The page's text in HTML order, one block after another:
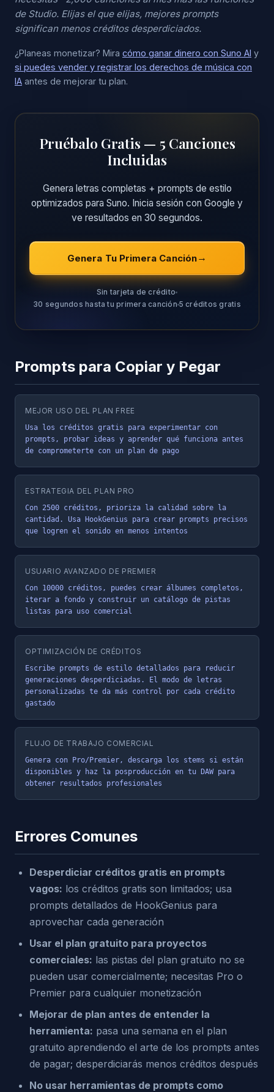
de Studio. Elijas el que elijas, mejores prompts
significan menos créditos desperdiciados.
¿Planeas monetizar? Mira cómo ganar dinero con Suno AI y
si puedes vender y registrar los derechos de música con
IA antes de mejorar tu plan.
Pruébalo Gratis — 5 Canciones
Incluidas
Genera letras completas + prompts de estilo
optimizados para Suno. Inicia sesión con Google y
ve resultados en 30 segundos.
Genera Tu Primera Canción
Sin tarjeta de crédito
30 segundos hasta tu primera canción 5 créditos gratis
Prompts para Copiar y Pegar
MEJOR USO DEL PLAN FREE
Usa los créditos gratis para experimentar con
prompts, probar ideas y aprender qué funciona antes
de comprometerte con un plan de pago
ESTRATEGIA DEL PLAN PRO
Con 2500 créditos, prioriza la calidad sobre la
cantidad. Usa HookGenius para crear prompts precisos
que logren el sonido en menos intentos
USUARIO AVANZADO DE PREMIER
Con 10000 créditos, puedes crear álbumes completos,
iterar a fondo y construir un catálogo de pistas
listas para uso comercial
OPTIMIZACIÓN DE CRÉDITOS
Escribe prompts de estilo detallados para reducir
generaciones desperdiciadas. El modo de letras
personalizadas te da más control por cada crédito
gastado
FLUJO DE TRABAJO COMERCIAL
Genera con Pro/Premier, descarga los stems si están
disponibles y haz la posproducción en tu DAW para
obtener resultados profesionales
Errores Comunes
Desperdiciar créditos gratis en prompts
vagos: los créditos gratis son limitados; usa
prompts detallados de HookGenius para
aprovechar cada generación
Usar el plan gratuito para proyectos
comerciales: las pistas del plan gratuito no se
pueden usar comercialmente; necesitas Pro o
Premier para cualquier monetización
Mejorar de plan antes de entender la
herramienta: pasa una semana en el plan
gratuito aprendiendo el arte de los prompts antes
de pagar; desperdiciarás menos créditos después
No usar herramientas de prompts como